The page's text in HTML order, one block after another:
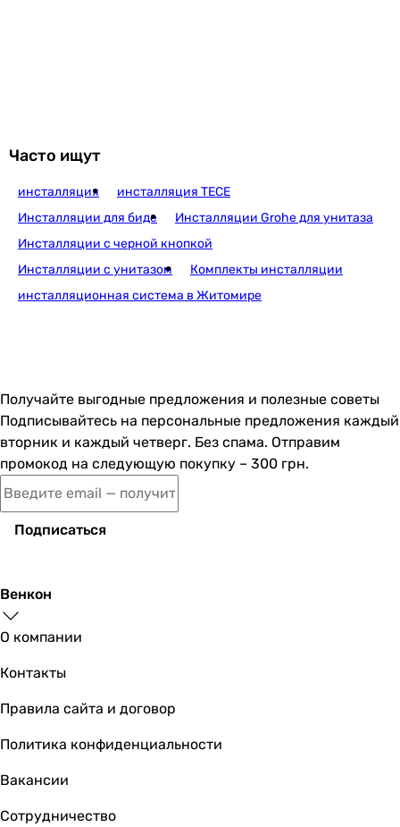
Grohe Solido (38971000)
6 969грн Купить
9 499
6 600
Часто ищут
инсталляция
инсталляция TECE
Инсталляции для биде
Инсталляции Grohe для унитаза
Инсталляции с черной кнопкой
Инсталляции с унитазом
Комплекты инсталляции
инсталляционная система в Житомире
Получайте выгодные предложения и полезные советы
Подписывайтесь на персональные предложения каждый
вторник и каждый четверг. Без спама. Отправим
промокод на следующую покупку – 300 грн.
Подписаться
Венкон
О компании
Контакты
Правила сайта и договор
Политика конфиденциальности
Вакансии
Сотрудничество